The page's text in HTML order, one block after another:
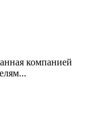
компанией